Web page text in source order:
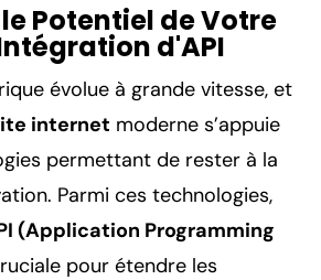
Potentiel de Votre
d'API
évolue à grande vitesse, et
internet moderne s’appuie
permettant de rester à la
Parmi ces technologies,
(Application Programming
pour étendre les